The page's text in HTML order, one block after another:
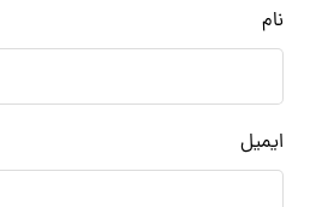
نام
ایمیل